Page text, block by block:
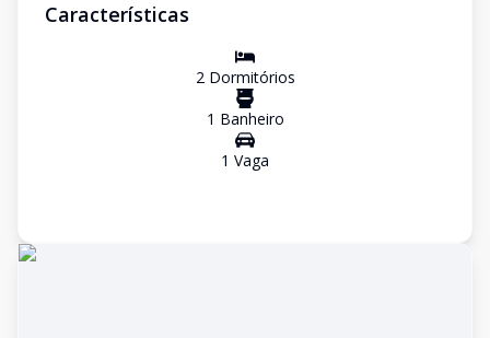
Características
2Dormitórios
1 Banheiro
1 Vaga